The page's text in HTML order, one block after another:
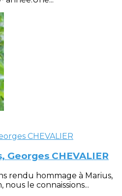
Georges CHEVALIER
rendu hommage à Marius,
nous le connaissions...